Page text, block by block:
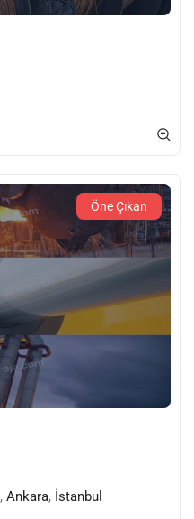
Öne Çıkan
, Ankara, İstanbul